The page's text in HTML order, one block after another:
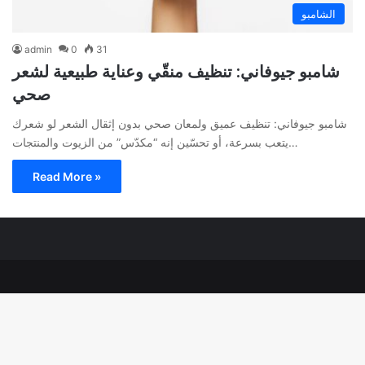
الشامبو
admin 0 31
شامبو جيوفاني: تنظيف منقّي وعناية طبيعية لشعر
صحي
شامبو جيوفاني: تنظيف عميق ولمعان صحي بدون إثقال الشعر لو شعرك
يتعب بسرعة، أو تحسّين إنه “مكدّس” من الزيوت والمنتجات…
Read More »